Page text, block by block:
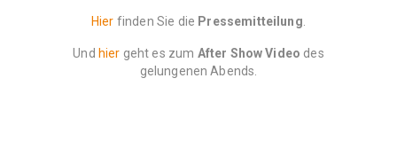
Hier finden Sie die Pressemitteilung
Und hier geht es zum After Show Video des
gelungenen Abends.